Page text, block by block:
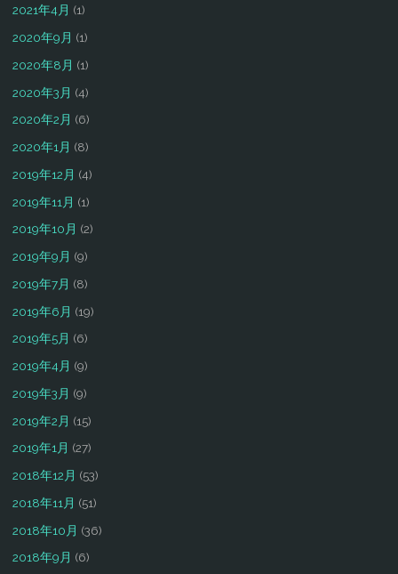
2021年4月 (1)
2020年9月 (1)
2020年8月 (1)
2020年3月 (4)
2020年2月 (6)
2020年1月 (8)
2019年12月 (4)
2019年11月 (1)
2019年10月 (2)
2019年9月 (9)
2019年7月 (8)
2019年6月 (19)
2019年5月 (6)
2019年4月 (9)
2019年3月 (9)
2019年2月 (15)
2019年1月 (27)
2018年12月 (53)
2018年11月 (51)
2018年10月 (36)
2018年9月 (6)